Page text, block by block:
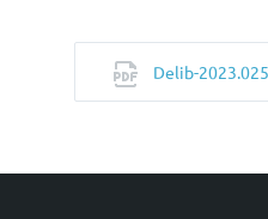
Delib-